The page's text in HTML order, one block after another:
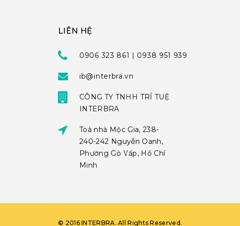
LIÊN HỆ
0906 323 861 | 0938 951 939
ib@interbra.vn
CÔNG TY TNHH TRÍ TUỆ
INTERBRA
Toà nhà Mộc Gia, 238-
240-242 Nguyễn Oanh,
Phường Gò Vấp, Hồ Chí
Minh
© 2016 INTERBRA. All Rights Reserved.